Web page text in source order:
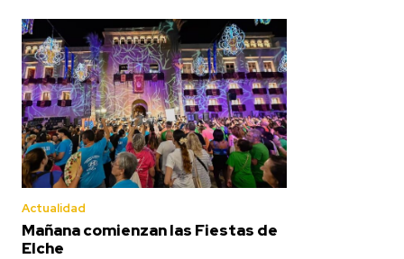
Actualidad
Mañana comienzan las Fiestas de
Elche